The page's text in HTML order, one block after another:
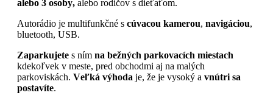
alebo 3 osoby, alebo rodičov s dieťaťom.
Autorádio je multifunkčné s cúvacou kamerou, navigáciou,
bluetooth, USB.
Zaparkujete s ním na bežných parkovacích miestach
kdekoľvek v meste, pred obchodmi aj na malých
parkoviskách. Veľká výhoda je, že je vysoký a vnútri sa
postavíte.